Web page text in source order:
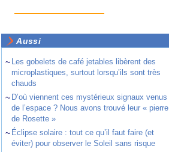
Aussi
~ Les gobelets de café jetables libèrent des
microplastiques, surtout lorsqu’ils sont très
chauds
~ D’où viennent ces mystérieux signaux venus
de l’espace ? Nous avons trouvé leur « pierre
de Rosette »
~ Éclipse solaire : tout ce qu’il faut faire (et
éviter) pour observer le Soleil sans risque